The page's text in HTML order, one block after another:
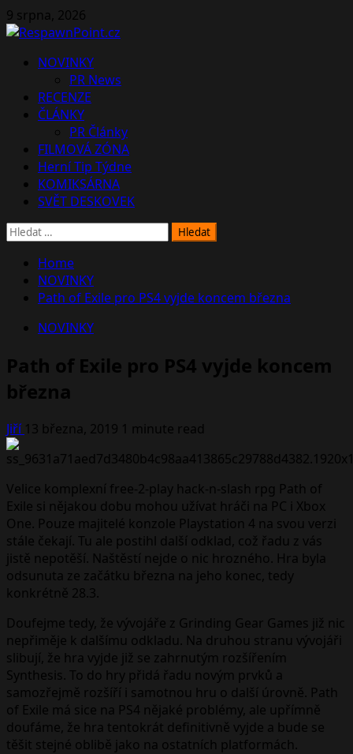
Skip
to
9 srpna, 2026
PrimaryNOVINKY
PR News
RECENZE
ČLÁNKY
PR Články
FILMOVÁ ZÓNA
Herní Tip Týdne
KOMIKSÁRNA
SVĚT DESKOVEK
Vyhledávání
Home
NOVINKY
Path of Exile pro PS4 vyjde koncem března
NOVINKY
Path of Exile pro PS4 vyjde koncem
března
Jiří 13 března, 2019 1 minute read
Velice komplexní free-2-play hack-n-slash rpg Path of
Exile si nějakou dobu mohou užívat hráči na PC i Xbox
One. Pouze majitelé konzole Playstation 4 na svou verzi
stále čekají. Tu ale postihl další odklad, což řadu z vás
jistě nepotěší. Naštěstí nejde o nic hrozného. Hra byla
odsunuta ze začátku března na jeho konec, tedy
konkrétně 28.3.
Doufejme tedy, že vývojáře z Grinding Gear Games již nic
nepřiměje k dalšímu odkladu. Na druhou stranu vývojáři
slibují, že hra vyjde již se zahrnutým rozšířením
Synthesis. To do hry přidá řadu novým prvků a
samozřejmě rozšíří i samotnou hru o další úrovně. Path
of Exile má sice na PS4 nějaké problémy, ale upřímně
doufáme, že hra tentokrát definitivně vyjde a bude se
těšit stejné oblibě jako na ostatních platformách.